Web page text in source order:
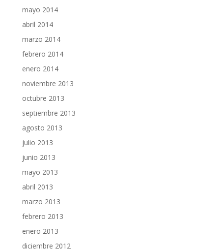
mayo 2014
abril 2014
marzo 2014
febrero 2014
enero 2014
noviembre 2013
octubre 2013
septiembre 2013
agosto 2013
julio 2013
junio 2013
mayo 2013
abril 2013
marzo 2013
febrero 2013
enero 2013
diciembre 2012